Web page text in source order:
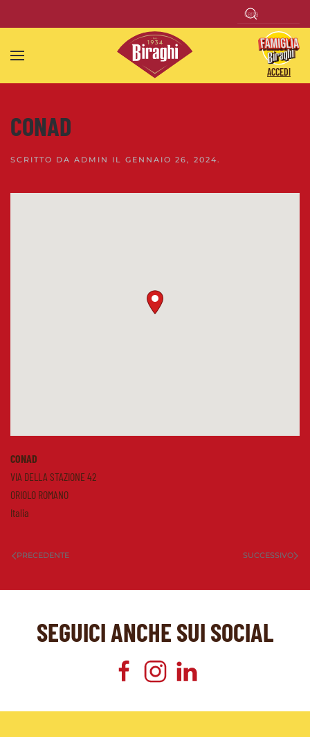
Skip to main content
ACCEDI
CONAD
SCRITTO DA ADMIN IL GENNAIO 26, 2024.
CONAD
VIA DELLA STAZIONE 42
ORIOLO ROMANO
Italia
PRECEDENTE SUCCESSIVO
SEGUICI ANCHE SUI SOCIAL